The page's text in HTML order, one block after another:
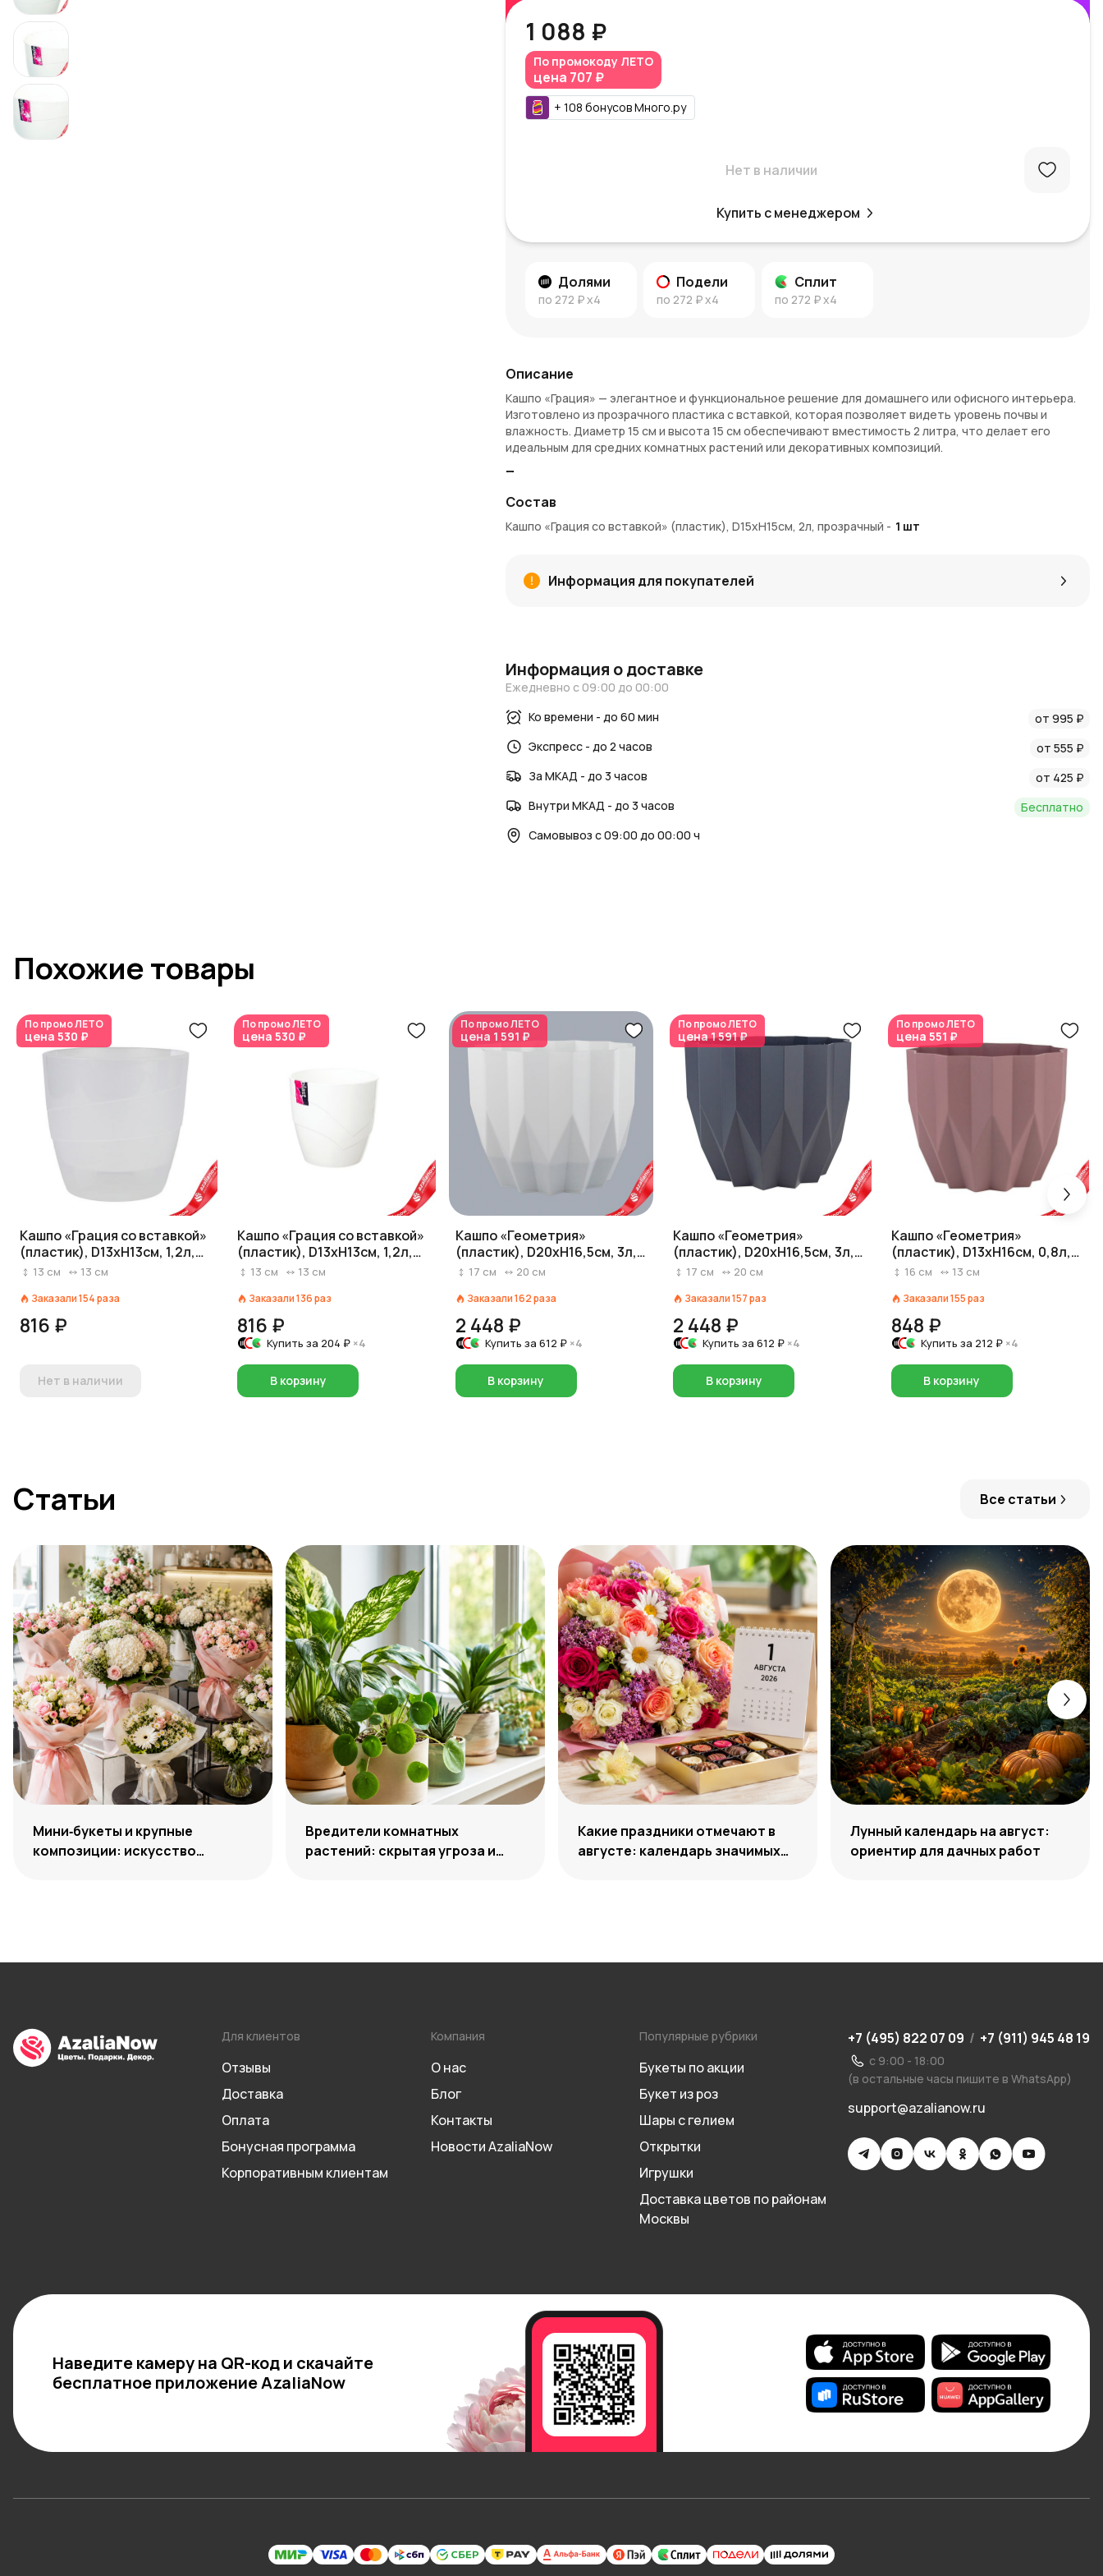
1 088 ₽
По промокоду ЛЕТО
цена 707 ₽
+ 108 бонусовМного.ру
Нет в наличии
Купить с менеджером
Долями
по 272 ₽x4
Подели
по 272 ₽x4
Сплит
по 272 ₽x4
Описание
Кашпо «Грация» — элегантное и функциональное решение для домашнего или офисного интерьера.
Изготовлено из прозрачного пластика с вставкой, которая позволяет видеть уровень почвы и
влажность. Диаметр 15 см и высота 15 см обеспечивают вместимость 2 литра, что делает его
идеальным для средних комнатных растений или декоративных композиций.
Преимущества:
Прочный и легкий пластиковый материал
Прозрачный корпус для контроля состояния почвы
Вставка подчеркивает стиль и аккуратность оформления
Универсальное размещение на столах, полках и подоконниках
Артикул: 53179
последующих заказов.
Советы по уходу за растениями и идеи оформления интерьера представлены в
иблоге о флористике и декоре
AzaliaNowобеспечивает красоту и комфорт в вашем доме с каждой покупкой.
Состав
Кашпо «Грация со вставкой» (пластик), D15хH15см, 2л, прозрачный - 1 шт
Информация для покупателей
Информация о доставке
Ежедневно с 09:00 до 00:00
Ко времени - до 60 мин
от 995 ₽
Экспресс - до 2 часов
от 555 ₽
За МКАД - до 3 часов
от 425 ₽
Внутри МКАД - до 3 часов
Бесплатно
Самовывоз с 09:00 до 00:00 ч
Похожие товары
По промоЛЕТО
цена 530 ₽
Кашпо «Грация со вставкой»
(пластик), D13хH13см, 1,2л,
прозрачный
13 см 13 см
Заказали154раза
816 ₽
Нет в наличии
По промоЛЕТО
цена530 ₽
Кашпо «Грация со вставкой»
(пластик), D13хH13см, 1,2л,
белый
13 см 13 см
Заказали136раз
816 ₽
Купить за 204 ₽ ×4
В корзину
По промоЛЕТО
цена 1 591 ₽
Кашпо «Геометрия»
(пластик), D20xH16,5см, 3л,
белый
17 см 20 см
Заказали162раза
2 448 ₽
Купить за 612 ₽ ×4
В корзину
По промоЛЕТО
цена1 591 ₽
Кашпо «Геометрия»
(пластик), D20xH16,5см, 3л,
антрацитовый
17 см 20 см
Заказали157раз
2 448 ₽
Купить за612 ₽ ×4
В корзину
По промоЛЕТО
цена 551 ₽
Кашпо «Геометрия»
(пластик), D13xH16см, 0,8л,
фиолетовый
16 см 13 см
Заказали155раз
848 ₽
Купить за 212 ₽ ×4
В корзину
Статьи Все статьи
Мини‑букеты и крупные
композиции: искусство
Вредители комнатных
растений: скрытая угроза и
Какие праздники отмечают в
августе: календарь значимых
Лунный календарь на август:
ориентир для дачных работ
Для клиентов
Отзывы
Доставка
Оплата
Бонусная программа
Корпоративным клиентам
Компания
О нас
Блог
Контакты
Новости AzaliaNow
Популярные рубрики
Букеты по акции
Букет из роз
Шары с гелием
Открытки
Игрушки
Доставка цветов по районам
Москвы
+7 (495) 822 07 09 / +7 (911) 945 48 19
с 9:00 - 18:00
(в остальные часы пишите в WhatsApp)
support@azalianow.ru
Наведите камеру на QR-код и скачайте
бесплатное приложение AzaliaNow